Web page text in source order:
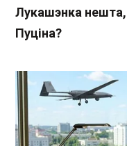
Лукашэнка нешта,
Пуціна?